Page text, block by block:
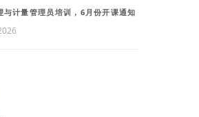
与计量管理员培训，6月份开课通知